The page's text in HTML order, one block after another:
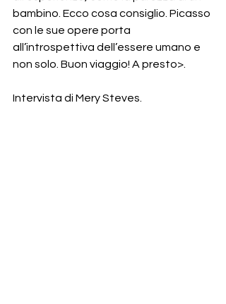
bambino. Ecco cosa consiglio. Picasso
con le sue opere porta
all’introspettiva dell’essere umano e
non solo. Buon viaggio! A presto>.
Intervista di Mery Steves.